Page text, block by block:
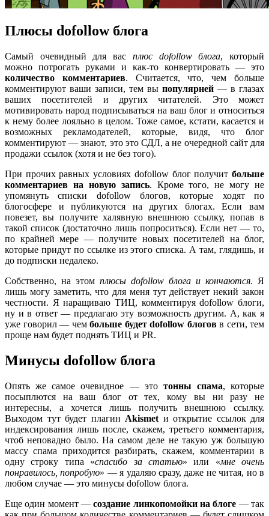
Плюсы dofollow блога
Самый очевидный для вас плюс dofollow блога, который
можно потрогать руками и как-то конвертировать — это
количество комментариев. Считается, что, чем больше
комментируют ваши записи, тем вы популярней — в глазах
ваших посетителей и других читателей. Это может
мотивировать народ подписываться на ваш блог и относиться
к нему более лояльно в целом. Тоже самое, кстати, касается и
возможных рекламодателей, которые, видя, что блог
комментируют — знают, это это СДЛ, а не очередной сайт для
продажи ссылок (хотя и не без того).
При прочих равных условиях dofollow блог получит больше
комментариев на новую запись. Кроме того, не могу не
упомянуть списки dofollow блогов, которые ходят по
блогосфере и публикуются на других блогах. Если вам
повезет, вы получите халявную внешнюю ссылку, попав в
такой список (достаточно лишь попроситься). Если нет — то,
по крайней мере — получите новых посетителей на блог,
которые придут по ссылке из этого списка. А там, глядишь, и
до подписки недалеко.
Собственно, на этом плюсы dofollow блога и кончаются. Я
лишь могу заметить, что для меня тут действует некий закон
честности. Я наращиваю ТИЦ, комментируя dofollow блоги,
ну и в ответ — предлагаю эту возможность другим. А, как я
уже говорил — чем больше будет dofollow блоговв сети, тем
проще нам будет поднять ТИЦ и PR.
Минусы dofollow блога
Опять же самое очевидное — это тонны спама, которые
посыплются на ваш блог от тех, кому вы ни разу не
интересны, а хочется лишь получить внешнюю ссылку.
Выходом тут будет плагин Akismet и открытие ссылок для
индексирования лишь после, скажем, третьего комментария,
чтоб неповадно было. На самом деле не такую уж большую
массу спама приходится разбирать, скажем, комментарии в
одну строку типа «спасибо за статью» или «мне очень
понравилось, попробую» — я удаляю сразу, даже не читая, но в
любом случае — это минусы dofollow блога.
Еще один момент —создание линкопомойки на блоге — так